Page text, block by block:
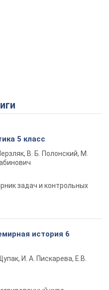
5 класс
В. Б. Полонский, М.
задач и контрольных
история 6
И. А. Пискарева, Е.В.